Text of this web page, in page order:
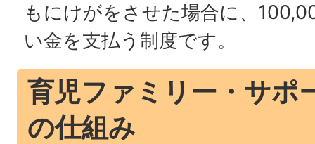
もにけがをさせた場合に、
い金を支払う制度です。
育児ファミリー・サポ
の仕組み